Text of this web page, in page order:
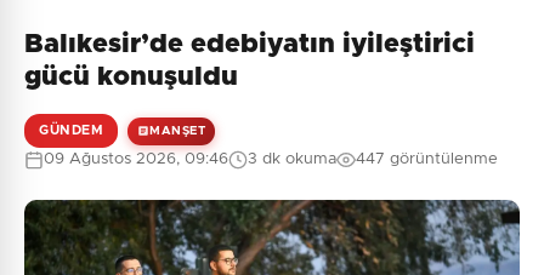
Güvenlik Sorusu:
1 + 5 = ?
Henüz yorum yapılmamış. İlk yorumu siz yapın!
Balıkesir’de edebiyatın iyileştirici
gücü konuşuldu
GÜNDEM MANŞET
09 Ağustos 2026, 09:46 3 dk okuma 447 görüntülenme